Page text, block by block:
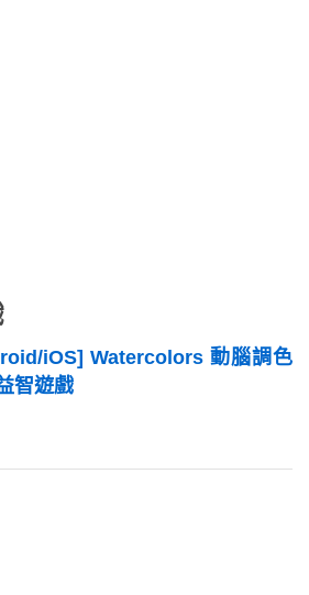
iOS] Watercolors 動腦調色
智遊戲